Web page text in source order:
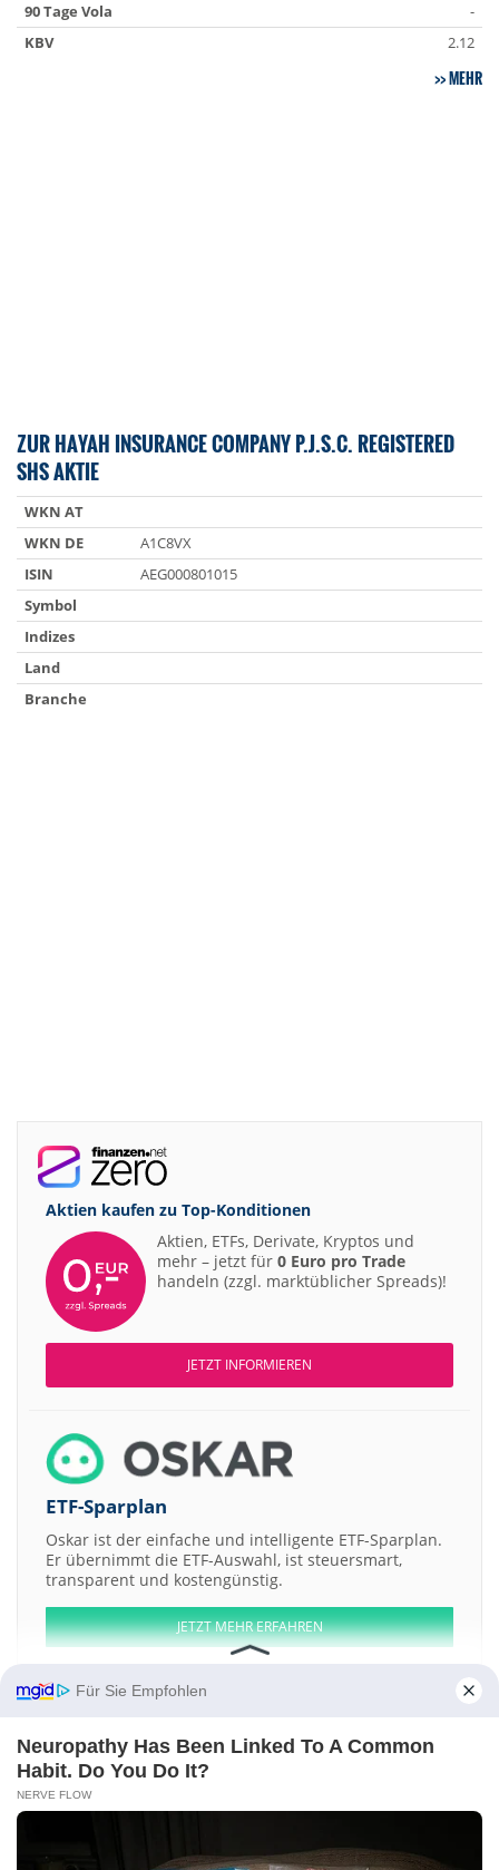
90 Tage Vola
-
KBV
2.12
MEHR
ZUR HAYAH INSURANCE COMPANY P.J.S.C. REGISTERED
SHS AKTIE
WKN AT
WKN DE
A1C8VX
ISIN
AEG000801015
Symbol
Indizes
Land
Branche
Aktien kaufen zu Top-Konditionen
Aktien, ETFs, Derivate, Kryptos und
mehr – jetzt für 0 Euro pro Trade
handeln (zzgl. marktüblicher Spreads)!
JETZT INFORMIEREN
ETF-Sparplan
Oskar ist der einfache und intelligente ETF-Sparplan.
Er übernimmt die ETF-Auswahl, ist steuersmart,
transparent und kostengünstig.
JETZT MEHR ERFAHREN
Aktien ATX DAX EuroStoxx 50 Dow Jones NASDAQ 100 Nikkei 225
of Fujairah PJSC Bearer Shs Altima Energy Rua Gold
Für Sie Empfohlen
Neuropathy Has Been Linked To A Common
Habit. Do You Do It?
NERVE FLOW